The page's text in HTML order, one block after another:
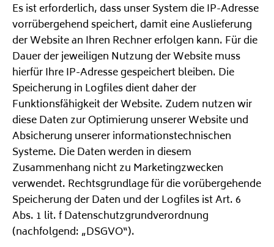
Es ist erforderlich, dass unser System die IP-Adresse
vorrübergehend speichert, damit eine Auslieferung
der Website an Ihren Rechner erfolgen kann. Für die
Dauer der jeweiligen Nutzung der Website muss
hierfür Ihre IP-Adresse gespeichert bleiben. Die
Speicherung in Logfiles dient daher der
Funktionsfähigkeit der Website. Zudem nutzen wir
diese Daten zur Optimierung unserer Website und
Absicherung unserer informationstechnischen
Systeme. Die Daten werden in diesem
Zusammenhang nicht zu Marketingzwecken
verwendet. Rechtsgrundlage für die vorübergehende
Speicherung der Daten und der Logfiles ist Art. 6
Abs. 1 lit. f Datenschutzgrundverordnung
(nachfolgend: „DSGVO“).